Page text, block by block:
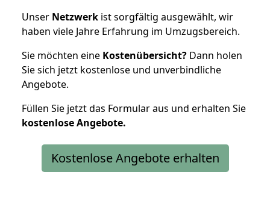
Unser Netzwerk ist sorgfältig ausgewählt, wir
haben viele Jahre Erfahrung im Umzugsbereich.
Sie möchten eine Kostenübersicht? Dann holen
Sie sich jetzt kostenlose und unverbindliche
Angebote.
Füllen Sie jetzt das Formular aus und erhalten Sie
kostenloseAngebote.
Kostenlose Angebote erhalten